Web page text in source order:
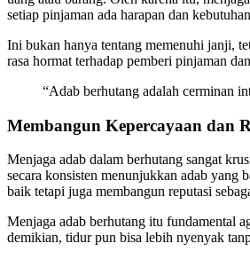
setiap pinjaman ada harapan dan
Ini bukan hanya tentang memenuhi janji,
rasa hormat terhadap pemberi pinjaman
“Adab berhutang adalah cerminan
Membangun Kepercayaan dan
Menjaga adab dalam berhutang sangat
secara konsisten menunjukkan adab yang
baik tetapi juga membangun reputasi
Menjaga adab berhutang itu fundamental
demikian, tidur pun bisa lebih nyenyak